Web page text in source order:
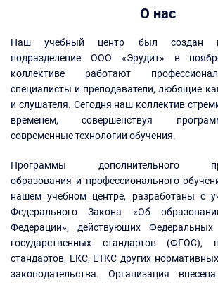
О нас
Наш учебный центр был создан
подразделение ООО «Эрудит» в
коллективе работают
специалисты и преподаватели, любящие
и слушателя. Сегодня наш коллектив
временем, совершенствуя
современные технологии обучения.
Программы дополнительного
образования и профессионального
нашем учебном центре, разработаны с
Федерального Закона «Об
Федерации», действующих Федеральных
государственных стандартов (ФГОС),
стандартов, ЕКС, ЕТКС других
законодательства. Организация